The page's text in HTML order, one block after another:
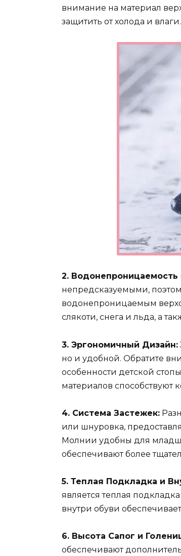
внимание на материал
защитить от холода и влаги.
2. Водонепроницаемость
непредсказуемыми,
водонепроницаемым
слякоти, снега и льда, а
3. Эргономичный Дизайн:
но и удобной. Обратите
особенности детской
материалов
4. Система Застежек:
или шнуровка,
Молнии удобны для
обеспечивают более
5. Теплая Подкладка и
является теплая
внутри обуви
6. Высота Сапог и
обеспечивают